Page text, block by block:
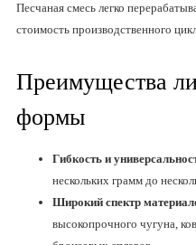
Песчаная смесь легко
стоимость производственного
Преимущества
формы
Гибкость и
нескольких грамм до
Широкий спектр
высокопрочного чугуна,